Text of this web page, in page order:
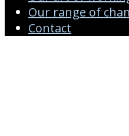
Our range of
Contact